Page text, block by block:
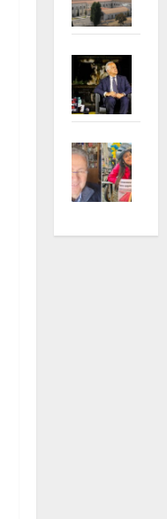
euro
apre